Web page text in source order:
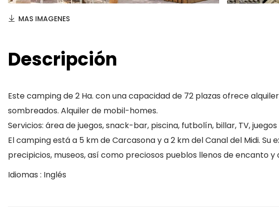
MAS IMAGENES
Descripción
Este camping de 2 Ha. con una capacidad de 72 plazas ofrece
sombreados. Alquiler de mobil-homes.
Servicios: área de juegos, snack-bar, piscina, futbolín, billar, TV,
El camping está a 5 km de Carcasona y a 2 km del Canal del Midi.
precipicios, museos, así como preciosos pueblos llenos de encanto y
Idiomas : Inglés